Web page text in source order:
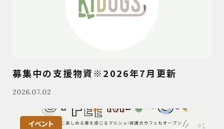
募集中の支援物資※2026年7月更新
2026.07.02
イベント